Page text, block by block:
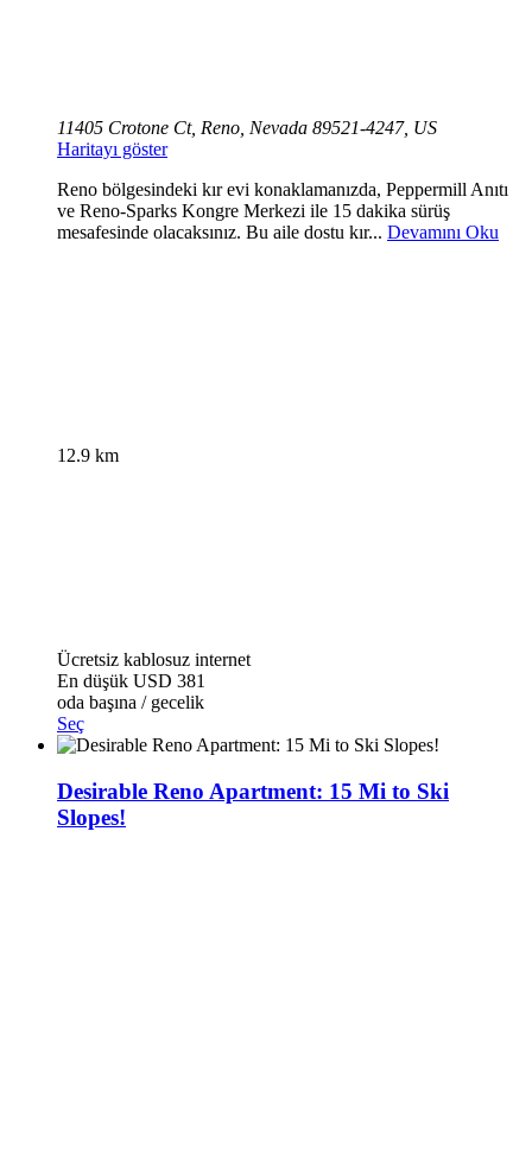
11405 Crotone Ct, Reno, Nevada 89521-4247, US
Haritayı göster
Reno bölgesindeki kır evi konaklamanızda, Peppermill Anıtı
ve Reno-Sparks Kongre Merkezi ile 15 dakika sürüş
mesafesinde olacaksınız. Bu aile dostu kır... Devamını Oku
12.9 km
Ücretsiz kablosuz internet
En düşük USD 381
oda başına / gecelik
Seç
Desirable Reno Apartment: 15 Mi to Ski
Slopes!